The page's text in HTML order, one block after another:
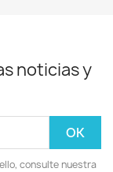
noticias y
consulte nuestra